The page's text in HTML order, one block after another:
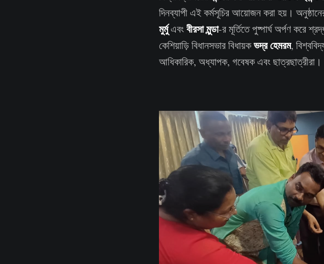
দিনব্যাপী এই কর্মসূচির আয়োজন করা হয়।
মুর্মুএবংবীরসা মুন্ডা-র মূর্তিতে পুষ্পার্ঘ অর্পণ করে
কেশিয়াড়ি বিধানসভার বিধায়কভদ্র হেমরম,
আধিকারিক, অধ্যাপক, গবেষক এবং ছাত্রছাত্রীরা।